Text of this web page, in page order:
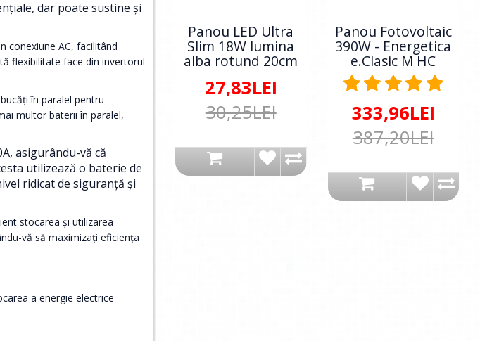
dar poate sustine și
conexiune AC, facilitând
flexibilitate face din invertorul
în paralel pentru
multor baterii în paralel,
asigurându-vă că
utilizează o baterie de
ridicat de siguranță și
stocarea și utilizarea
vă să maximizați eficiența
a energie electrice
Panou LED Ultra
Slim 18W lumina
alba rotund 20cm
27,83LEI
30,25LEI
Panou Fotovoltaic
390W - Energetica
e.Clasic M HC
333,96LEI
387,20LEI